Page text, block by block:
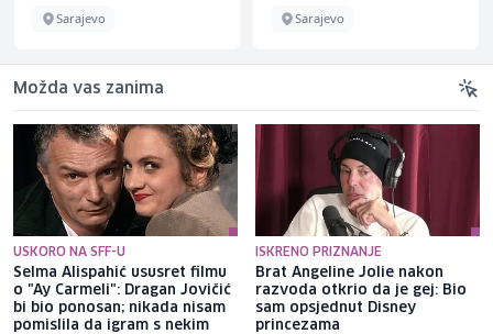
Sarajevo Sarajevo
Možda vas zanima
USKORO NA SFF-U
Selma Alispahić ususret filmu
o "Ay Carmeli": Dragan Jovičić
bi bio ponosan; nikada nisam
pomislila da igram s nekim
ISKRENO PRIZNANJE
Brat Angeline Jolie nakon
razvoda otkrio da je gej: Bio
sam opsjednut Disney
princezama